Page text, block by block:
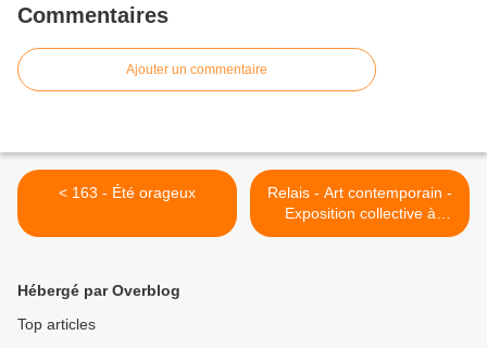
Commentaires
Ajouter un commentaire
< 163 - Été orageux
Relais - Art contemporain -
Exposition collective à
Nancy - Galerie Lestroishuit
Hébergé par Overblog
Top articles